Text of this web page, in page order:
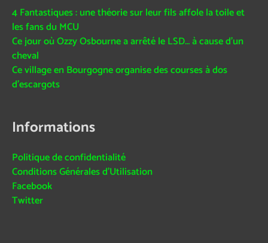
4 Fantastiques : une théorie sur leur fils affole la toile et
les fans du MCU
Ce jour où Ozzy Osbourne a arrêté le LSD… à cause d’un
cheval
Ce village en Bourgogne organise des courses à dos
d’escargots
Informations
Politique de confidentialité
Conditions Générales d’Utilisation
Facebook
Twitter